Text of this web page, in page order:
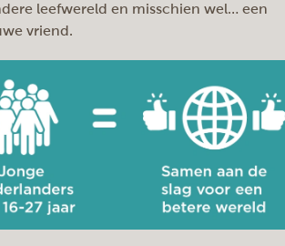
leefwereld en misschien wel… een
vriend.